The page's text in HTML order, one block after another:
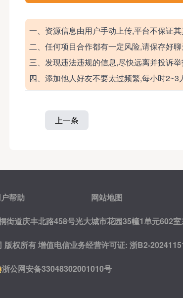
一、资源信息由用户手动上传,平台不保证其
二、任何项目合作都有一定风险,请保存好
三、发现违法违规的信息,尽快远离并投诉举
四、添加他人好友不要太过频繁,每小时2~3
上一条
帮助 网站地图
街道庆丰北路458号光大城市花园35幢1单元602
版权所有增值电信业务经营许可证: 浙B2-
浙公网安备33048302001010号